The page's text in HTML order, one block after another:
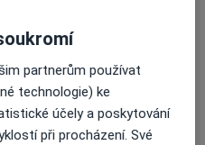
pacienty na pojišťovnu
o adrese
partnerům používat
technologie) ke
účely a poskytování
při procházení. Své